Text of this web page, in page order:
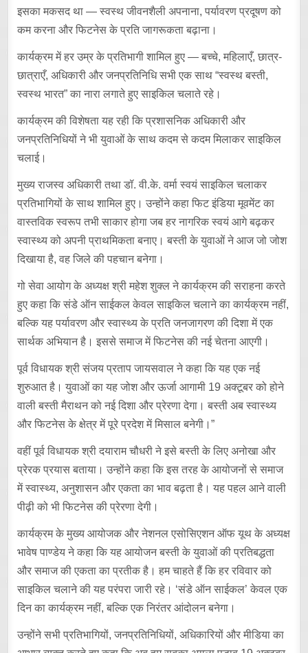
इसका मकसद था — स्वस्थ जीवनशैली अपनाना, पर्यावरण प्रदूषण को
कम करना और फिटनेस के प्रति जागरूकता बढ़ाना।
कार्यक्रम में हर उम्र के प्रतिभागी शामिल हुए — बच्चे, महिलाएँ, छात्र-
छात्राएँ, अधिकारी और जनप्रतिनिधि सभी एक साथ “स्वस्थ बस्ती,
स्वस्थ भारत” का नारा लगाते हुए साइकिल चलाते रहे।
कार्यक्रम की विशेषता यह रही कि प्रशासनिक अधिकारी और
जनप्रतिनिधियों ने भी युवाओं के साथ कदम से कदम मिलाकर साइकिल
चलाई।
मुख्य राजस्व अधिकारी तथा डॉ. वी.के. वर्मा स्वयं साइकिल चलाकर
प्रतिभागियों के साथ शामिल हुए। उन्होंने कहा फिट इंडिया मूवमेंट का
वास्तविक स्वरूप तभी साकार होगा जब हर नागरिक स्वयं आगे बढ़कर
स्वास्थ्य को अपनी प्राथमिकता बनाए। बस्ती के युवाओं ने आज जो जोश
दिखाया है, वह जिले की पहचान बनेगा।
गो सेवा आयोग के अध्यक्ष श्री महेश शुक्ल ने कार्यक्रम की सराहना करते
हुए कहा कि संडे ऑन साईकल केवल साइकिल चलाने का कार्यक्रम नहीं,
बल्कि यह पर्यावरण और स्वास्थ्य के प्रति जनजागरण की दिशा में एक
सार्थक अभियान है। इससे समाज में फिटनेस की नई चेतना आएगी।
पूर्व विधायक श्री संजय प्रताप जायसवाल ने कहा कि यह एक नई
शुरुआत है। युवाओं का यह जोश और ऊर्जा आगामी 19 अक्टूबर को होने
वाली बस्ती मैराथन को नई दिशा और प्रेरणा देगा। बस्ती अब स्वास्थ्य
और फिटनेस के क्षेत्र में पूरे प्रदेश में मिसाल बनेगी।”
वहीं पूर्व विधायक श्री दयाराम चौधरी ने इसे बस्ती के लिए अनोखा और
प्रेरक प्रयास बताया। उन्होंने कहा कि इस तरह के आयोजनों से समाज
में स्वास्थ्य, अनुशासन और एकता का भाव बढ़ता है। यह पहल आने वाली
पीढ़ी को भी फिटनेस की प्रेरणा देगी।
कार्यक्रम के मुख्य आयोजक और नेशनल एसोसिएशन ऑफ यूथ के अध्यक्ष
भावेष पाण्डेय ने कहा कि यह आयोजन बस्ती के युवाओं की प्रतिबद्धता
और समाज की एकता का प्रतीक है। हम चाहते हैं कि हर रविवार को
साइकिल चलाने की यह परंपरा जारी रहे। ‘संडे ऑन साईकल’ केवल एक
दिन का कार्यक्रम नहीं, बल्कि एक निरंतर आंदोलन बनेगा।
उन्होंने सभी प्रतिभागियों, जनप्रतिनिधियों, अधिकारियों और मीडिया का